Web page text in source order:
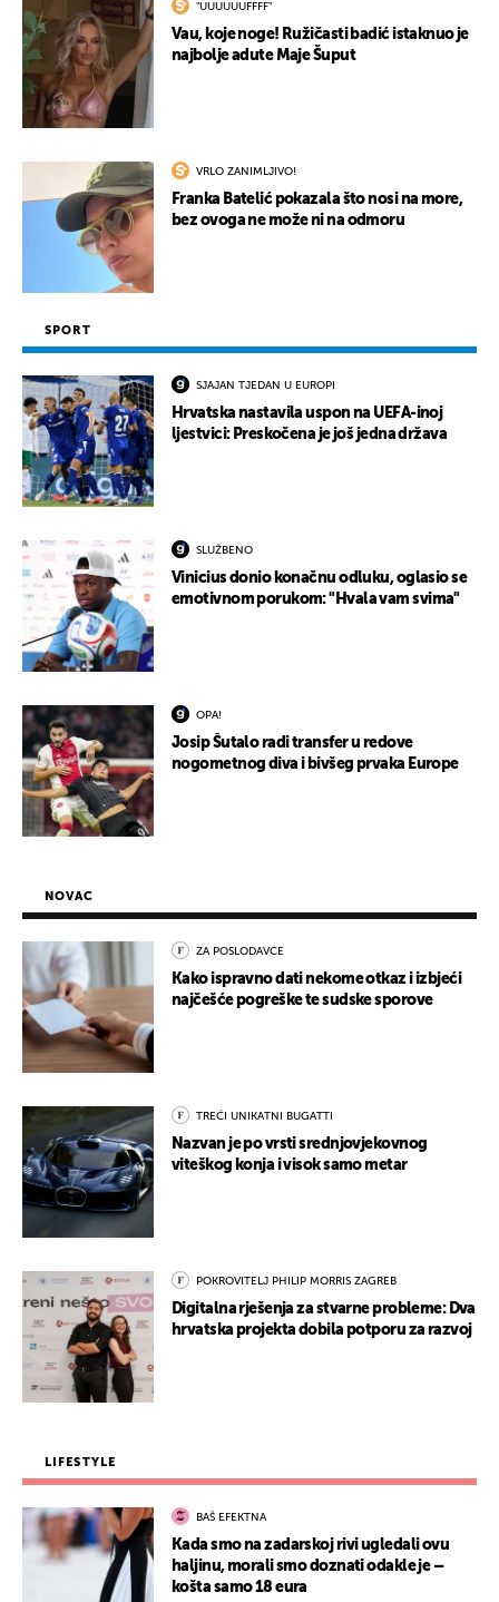
"UUUUUUFFFF"
Vau, koje noge! Ružičasti badić istaknuo je
najbolje adute Maje Šuput
VRLO ZANIMLJIVO!
Franka Batelić pokazala što nosi na more,
bez ovoga ne može ni na odmoru
SPORT
SJAJAN TJEDAN U EUROPI
Hrvatska nastavila uspon na UEFA-inoj
ljestvici: Preskočena je još jedna država
SLUŽBENO
Vinicius donio konačnu odluku, oglasio se
emotivnom porukom: "Hvala vam svima"
OPA!
Josip Šutalo radi transfer u redove
nogometnog diva i bivšeg prvaka Europe
NOVAC
ZA POSLODAVCE
Kako ispravno dati nekome otkaz i izbjeći
najčešće pogreške te sudske sporove
TREĆI UNIKATNI BUGATTI
Nazvan je po vrsti srednjovjekovnog
viteškog konja i visok samo metar
POKROVITELJ PHILIP MORRIS ZAGREB
Digitalna rješenja za stvarne probleme: Dva
hrvatska projekta dobila potporu za razvoj
LIFESTYLE
BAŠ EFEKTNA
Kada smo na zadarskoj rivi ugledali ovu
haljinu, morali smo doznati odakle je –
košta samo 18 eura